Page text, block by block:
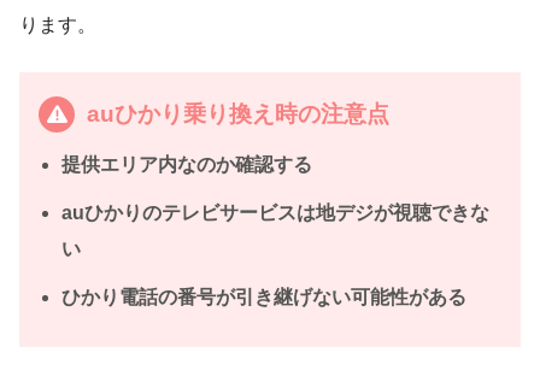
ります。
auひかり乗り換え時の注意点
提供エリア内なのか確認する
auひかりのテレビサービスは地デジが視聴できな
い
ひかり電話の番号が引き継げない可能性がある